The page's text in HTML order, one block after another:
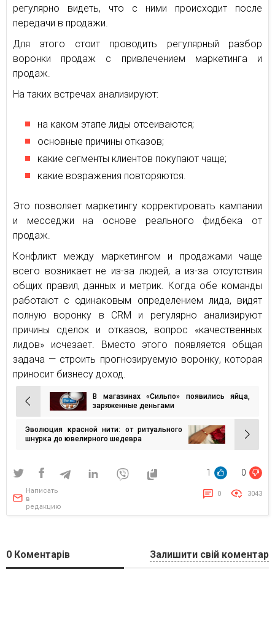
регулярно видеть, что с ними происходит после
передачи в продажи.
Для этого стоит проводить регулярный разбор
воронки продаж с привлечением маркетинга и
продаж.
На таких встречах анализируют:
на каком этапе лиды отсеиваются;
основные причины отказов;
какие сегменты клиентов покупают чаще;
какие возражения повторяются.
Это позволяет маркетингу корректировать кампании
и месседжи на основе реального фидбека от
продаж.
Конфликт между маркетингом и продажами чаще
всего возникает не из-за людей, а из-за отсутствия
общих правил, данных и метрик. Когда обе команды
работают с одинаковым определением лида, видят
полную воронку в CRM и регулярно анализируют
причины сделок и отказов, вопрос «качественных
лидов» исчезает. Вместо этого появляется общая
задача — строить прогнозируемую воронку, которая
приносит бизнесу доход.
Навигация
по
записям
В магазинах «Сильпо» появились яйца,
заряженные деньгами
Эволюция красной нити: от ритуального
шнурка до ювелирного шедевра
1 0
Написать
в
редакцию
0 3043
0 Коментарів Залишити свій коментар